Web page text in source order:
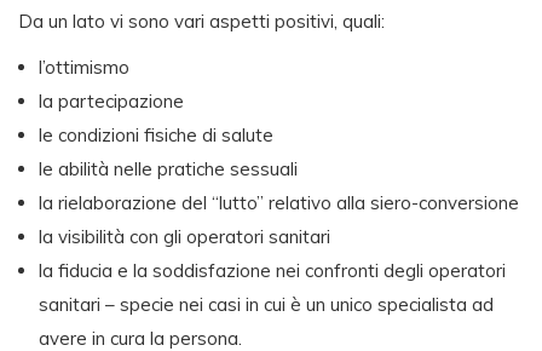
Da un lato vi sono vari aspetti positivi, quali:
l’ottimismo
la partecipazione
le condizioni fisiche di salute
le abilità nelle pratiche sessuali
la rielaborazione del “lutto” relativo alla siero-conversione
la visibilità con gli operatori sanitari
la fiducia e la soddisfazione nei confronti degli operatori
sanitari – specie nei casi in cui è un unico specialista ad
avere in cura la persona.